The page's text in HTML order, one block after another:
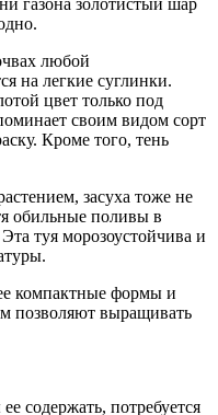
любой
на легкие суглинки.
цвет только под
своим видом сорт
Кроме того, тень
засуха тоже не
обильные поливы в
туя морозоустойчива и
компактные формы и
позволяют выращивать
содержать, потребуется